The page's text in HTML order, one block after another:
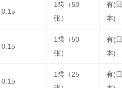
0.15
1袋（50
张）
有(日
本)
0.15
1袋（50
张）
有(日
本)
0.15
1袋（25
有(日